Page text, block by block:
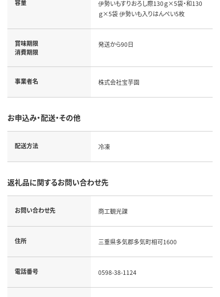
容量
伊勢いもすりおろし際130ｇ×5袋・和130
ｇ×5袋 伊勢いも入りはんぺい5枚
賞味期限
消費期限
発送から90日
事業者名 株式会社宝芋園
お申込み・配送・その他
配送方法 冷凍
返礼品に関するお問い合わせ先
お問い合わせ先 商工観光課
住所 三重県多気郡多気町相可1600
電話番号 0598-38-1124